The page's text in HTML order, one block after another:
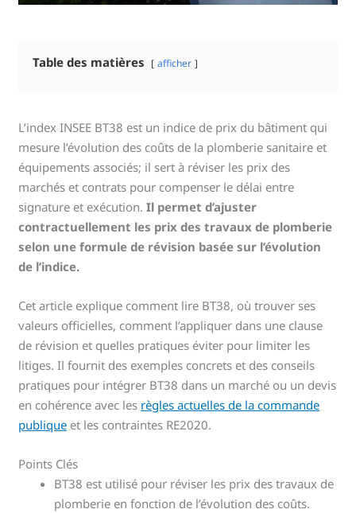
Table des matières afficher
L’index INSEE BT38 est un indice de prix du bâtiment qui
mesure l’évolution des coûts de la plomberie sanitaire et
équipements associés; il sert à réviser les prix des
marchés et contrats pour compenser le délai entre
signature et exécution.Il permet d’ajuster
contractuellement les prix des travaux de plomberie
selon une formule de révision basée sur l’évolution
de l’indice.
Cet article explique comment lire BT38, où trouver ses
valeurs officielles, comment l’appliquer dans une clause
de révision et quelles pratiques éviter pour limiter les
litiges. Il fournit des exemples concrets et des conseils
pratiques pour intégrer BT38 dans un marché ou un devis
en cohérence avec les règles actuelles de la commande
publique et les contraintes RE2020.
Points Clés
BT38 est utilisé pour réviser les prix des travaux de
plomberie en fonction de l’évolution des coûts.